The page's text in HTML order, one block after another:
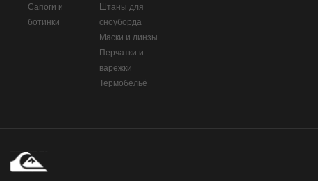
Сапоги и
ботинки
Штаны для
сноуборда
Маски и линзы
Перчатки и
варежки
Термобельё